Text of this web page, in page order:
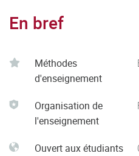
En bref
Méthodes
d'enseignement
Organisation de
l'enseignement
Ouvert aux étudiants